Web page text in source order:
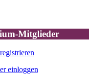
Mitglieder
einloggen